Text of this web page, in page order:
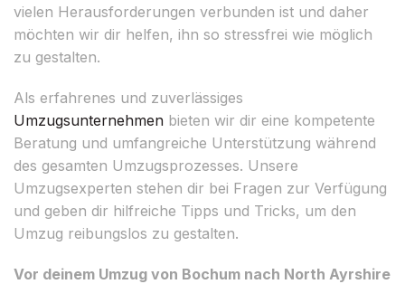
vielen Herausforderungen verbunden ist und daher
möchten wir dir helfen, ihn so stressfrei wie möglich
zu gestalten.
Als erfahrenes und zuverlässiges
Umzugsunternehmen bieten wir dir eine kompetente
Beratung und umfangreiche Unterstützung während
des gesamten Umzugsprozesses. Unsere
Umzugsexperten stehen dir bei Fragen zur Verfügung
und geben dir hilfreiche Tipps und Tricks, um den
Umzug reibungslos zu gestalten.
Vor deinem Umzug von Bochum nach North Ayrshire